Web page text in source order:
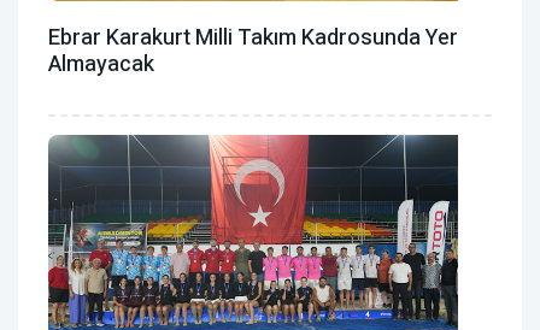
Ebrar Karakurt Milli Takım Kadrosunda Yer
Almayacak